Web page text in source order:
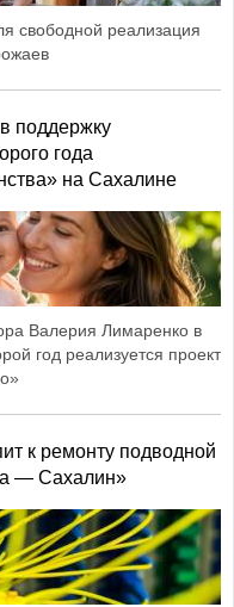
свободной реализация
поддержку
года
на Сахалине
Валерия Лимаренко в
год реализуется проект
к ремонту подводной
― Сахалин»